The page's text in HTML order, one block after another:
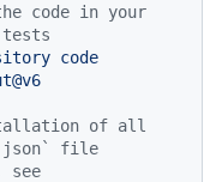
code in your
code
of all
file
see